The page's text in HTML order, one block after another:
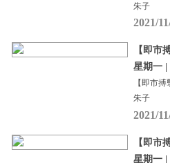
朱子
2021/
【即市
星期一 |
【即市
朱子
2021/
【即市
星期一 |